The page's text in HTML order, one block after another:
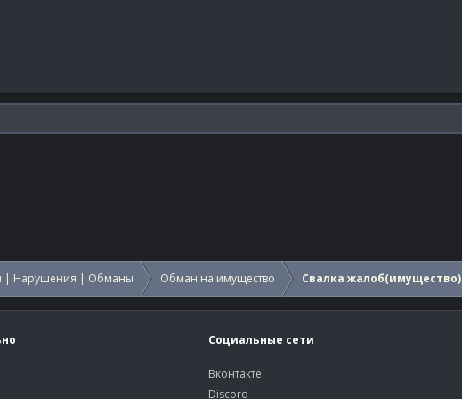
| Нарушения | Обманы Обман на имущество Свалка жалоб(имущество)
Социальные сети
Вконтакте
Discord